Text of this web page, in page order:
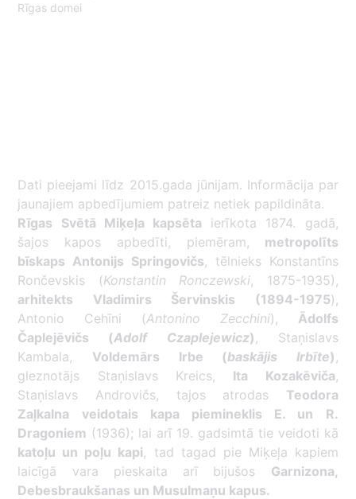
Rīgas domei
Dati pieejami līdz 2015.gada jūnijam. Informācija par
jaunajiem apbedījumiem patreiz netiek papildināta.
Rīgas Svētā Miķeļa kapsēta ierīkota 1874. gadā,
šajos kapos apbedīti, piemēram, metropolīts
bīskaps Antonijs Springovičs, tēlnieks Konstantīns
Rončevskis (Konstantin Ronczewski, 1875-1935),
arhitekts Vladimirs Šervinskis (1894-1975),
Antonio Cehīni (Antonino Zecchini), Ādolfs
Čaplejēvičs (Adolf Czaplejewicz) , Staņislavs
Kambala, Voldemārs Irbe (baskājis Irbīte) ,
gleznotājs Staņislavs Kreics, Ita Kozakēviča,
Staņislavs Androvičs, tajos atrodas Teodora
Zaļkalna veidotais kapa piemineklis E. un R.
Dragoniem (1936); lai arī 19. gadsimtā tie veidoti kā
katoļu un poļu kapi, tad tagad pie Miķeļa kapiem
laicīgā vara pieskaita arī bijušos Garnizona,
Debesbraukšanas un Musulmaņu kapus.